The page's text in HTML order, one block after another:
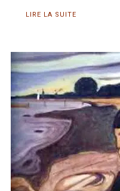
LIRE LA SUITE